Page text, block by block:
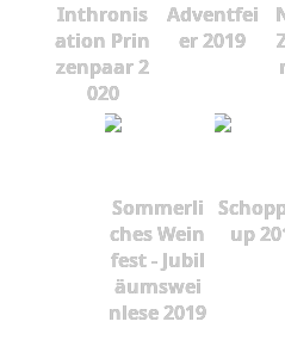
Inthronis
ation Prin
zenpaar 2
020
Adventfei
er 2019
Sommerli
ches Wein
fest - Jubil
äumswei
nlese 2019
up